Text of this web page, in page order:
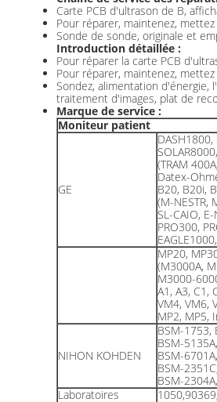
Carte PCB d'ultrason de B,
Pour réparer, maintenez,
Sonde de sonde, originale et
Introduction détaillée :
Pour réparer la carte PCB
Pour réparer, maintenez,
Sondez, alimentation d'énergie,
traitement d'images, plat de
Marque de service :
Moniteur patient
GE
(TRAM
Datex-
B20, B20i,
(M-NESTR,
SL-CAIO, E-
PRO300,
MP20,
(M3000A,
M3000-
A1, A3, C1,
VM4, VM6,
MP2, MP5,
NIHON KOHDEN
BSM-1753,
BSM-
BSM-
BSM-
BSM-
Laboratoires